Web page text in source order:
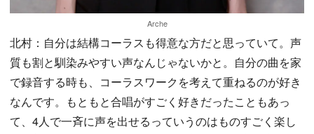
Arche
北村：自分は結構コーラスも得意な方だと思っていて。声
質も割と馴染みやすい声なんじゃないかと。自分の曲を家
で録音する時も、コーラスワークを考えて重ねるのが好き
なんです。もともと合唱がすごく好きだったこともあっ
て、4人で一斉に声を出せるっていうのはものすごく楽し